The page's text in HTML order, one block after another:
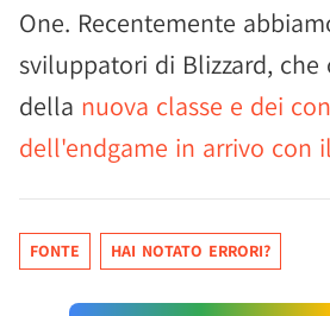
One. Recentemente
sviluppatori di Blizzard,
della nuova classe e dei
dell'endgame in arrivo con
FONTE HAI NOTATO ERRORI?